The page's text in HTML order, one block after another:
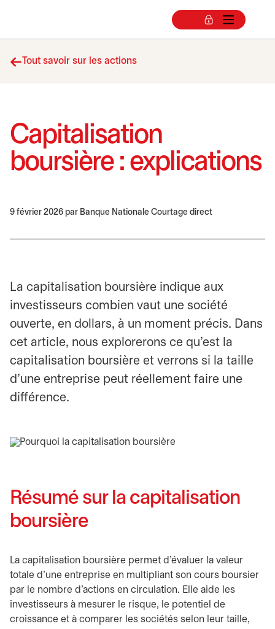
Tout savoir sur les actions
Capitalisation
boursière : explications
9 février 2026 par Banque Nationale Courtage direct
La capitalisation boursière indique aux
investisseurs combien vaut une société
ouverte, en dollars, à un moment précis. Dans
cet article, nous explorerons ce qu'est la
capitalisation boursière et verrons si la taille
d'une entreprise peut réellement faire une
différence.
Résumé sur la capitalisation
boursière
La capitalisation boursière permet d'évaluer la valeur
totale d'une entreprise en multipliant son cours boursier
par le nombre d'actions en circulation. Elle aide les
investisseurs à mesurer le risque, le potentiel de
croissance et à comparer les sociétés selon leur taille,